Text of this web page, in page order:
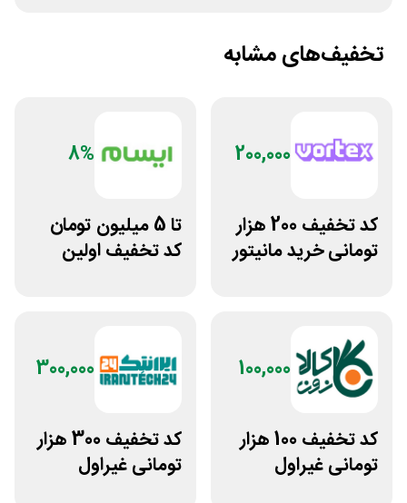
تخفیف‌های مشابه
200,000
کد تخفیف 200 هزار
تومانی خرید مانیتور
8%
تا 5 میلیون تومان
کد تخفیف اولین
100,000
کد تخفیف 100 هزار
تومانی غیراول
300,000
کد تخفیف 300 هزار
تومانی غیراول